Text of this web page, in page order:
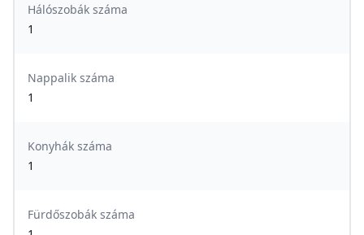
Hálószobák száma
1
Nappalik száma
1
Konyhák száma
1
Fürdőszobák száma